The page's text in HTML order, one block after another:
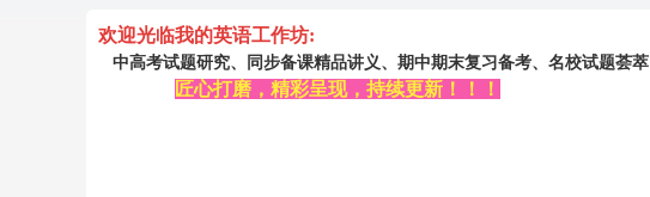
欢迎光临我的英语工作坊:
中高考试题研究、同步备课精品讲义、期中期末复习备考、名校试题荟萃
匠心打磨，精彩呈现，持续更新！！！